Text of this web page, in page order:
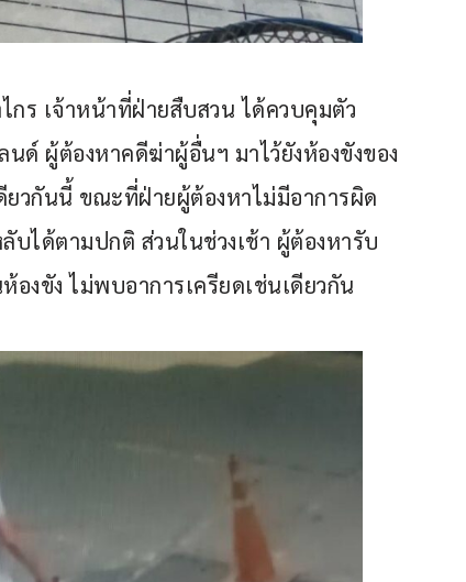
กร เจ้าหน้าที่ฝ่ายสืบสวน ได้ควบคุมตัว
นด์ ผู้ต้องหาคดีฆ่าผู้อื่นฯ มาไว้ยังห้องขังของ
ยวกันนี้ ขณะที่ฝ่ายผู้ต้องหาไม่มีอาการผิด
บได้ตามปกติ ส่วนในช่วงเช้า ผู้ต้องหารับ
งขัง ไม่พบอาการเครียดเช่นเดียวกัน